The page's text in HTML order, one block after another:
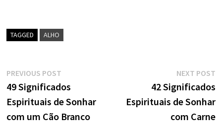
TAGGED ALHO
Navegação
de
artigos
PREVIOUS POSTPrevious
post:
49 Significados
Espirituais de Sonhar
com um Cão Branco
NEXT POST
42 Significados
Espirituais de Sonhar
com Carne